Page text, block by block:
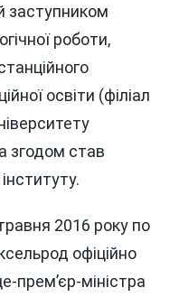
заступником
роботи,
освіти (філіал
згодом став
2016 року по
офіційно
прем’єр-міністра